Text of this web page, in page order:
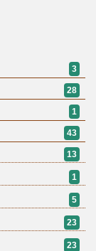
3
28
1
43
13
1
5
23
23